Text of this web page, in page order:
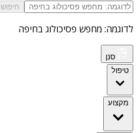
חיפוש
לדוגמה: מחפש פסיכולוג בחיפה
סנן
טיפול
מקצוע